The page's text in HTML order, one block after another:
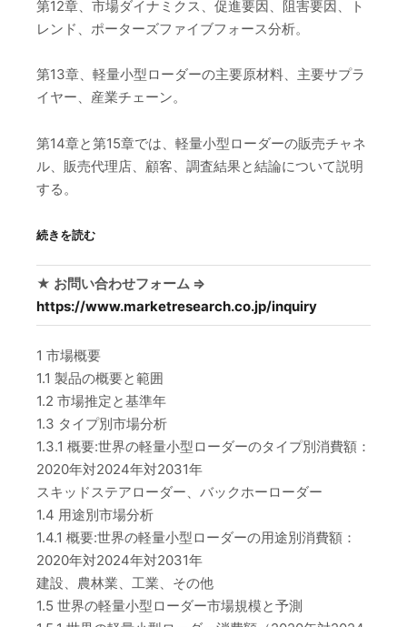
第12章、市場ダイナミクス、促進要因、阻害要因、ト
レンド、ポーターズファイブフォース分析。
第13章、軽量小型ローダーの主要原材料、主要サプラ
イヤー、産業チェーン。
第14章と第15章では、軽量小型ローダーの販売チャネ
ル、販売代理店、顧客、調査結果と結論について説明
する。
続きを読む
★ お問い合わせフォーム ⇒
https://www.marketresearch.co.jp/inquiry
1 市場概要
1.1 製品の概要と範囲
1.2 市場推定と基準年
1.3 タイプ別市場分析
1.3.1 概要:世界の軽量小型ローダーのタイプ別消費額：
2020年対2024年対2031年
スキッドステアローダー、バックホーローダー
1.4 用途別市場分析
1.4.1 概要:世界の軽量小型ローダーの用途別消費額：
2020年対2024年対2031年
建設、農林業、工業、その他
1.5 世界の軽量小型ローダー市場規模と予測